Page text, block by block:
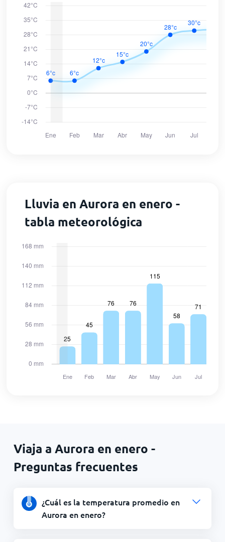
Lluvia en Aurora en enero -
tabla meteorológica
Viaja a Aurora en enero -
Preguntas frecuentes
¿Cuál es la temperatura promedio en
Aurora en enero?